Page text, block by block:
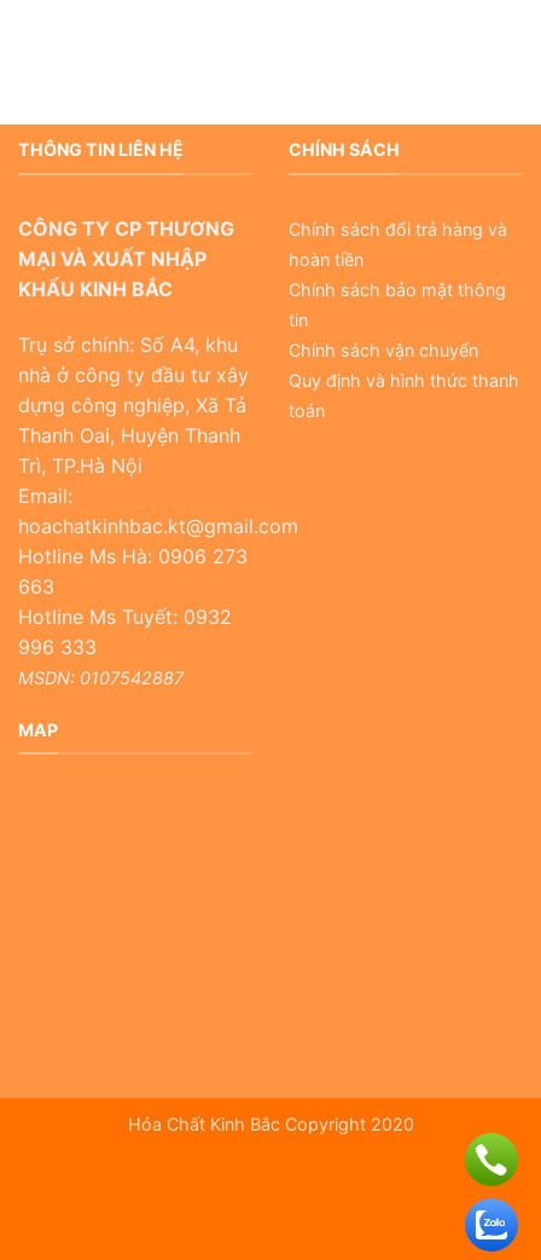
THÔNG TIN LIÊN HỆ
CÔNG TY CP THƯƠNG
MẠI VÀ XUẤT NHẬP
KHẨU KINH BẮC
Trụ sở chính: Số A4, khu
nhà ở công ty đầu tư xây
dựng công nghiệp, Xã Tả
Thanh Oai, Huyện Thanh
Trì, TP.Hà Nội
Email:
hoachatkinhbac.kt@gmail.com
Hotline Ms Hà: 0906 273
663
Hotline Ms Tuyết: 0932
996 333
MSDN: 0107542887
CHÍNH SÁCH
Chính sách đổi trả hàng và
hoàn tiền
Chính sách bảo mật thông
tin
Chính sách vận chuyển
Quy định và hình thức thanh
toán
MAP
Hóa Chất Kinh Bắc Copyright 2020